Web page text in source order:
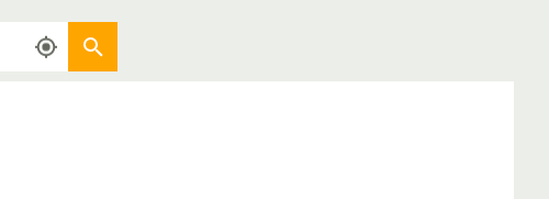
Aktuellen Standort verwenden